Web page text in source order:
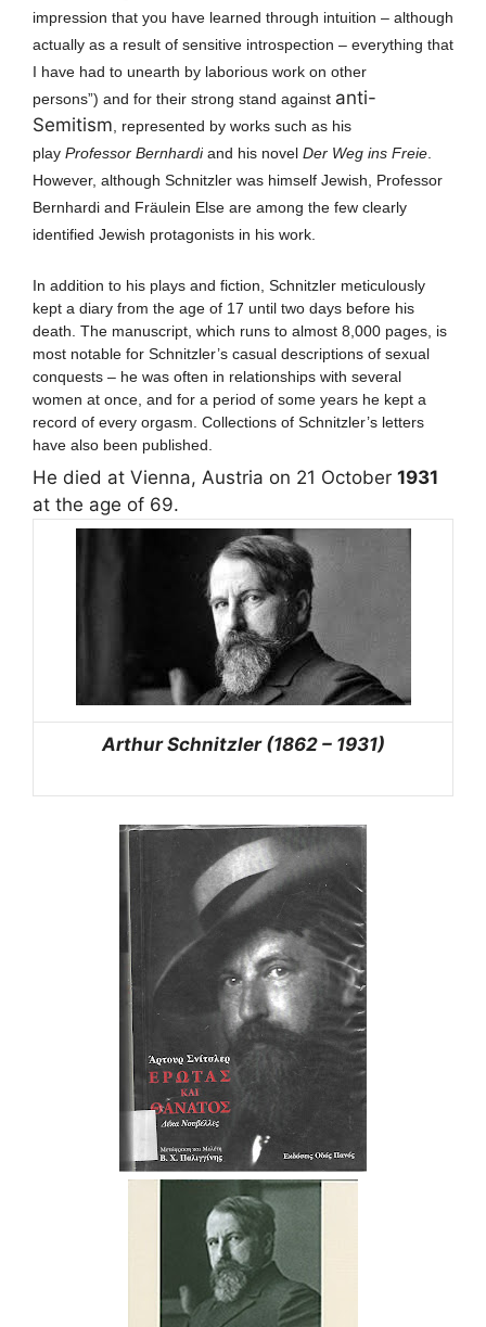
impression that you have learned through intuition – although
actually as a result of sensitive introspection – everything that
I have had to unearth by laborious work on other
persons”) and for their strong stand against anti-
Semitism , represented by works such as his
play Professor Bernhardi and his novel Der Weg ins Freie
However, although Schnitzler was himself Jewish, Professor
Bernhardi and Fräulein Else are among the few clearly
identified Jewish protagonists in his work.
In addition to his plays and fiction, Schnitzler meticulously
kept a diary from the age of 17 until two days before his
death. The manuscript, which runs to almost 8,000 pages, is
most notable for Schnitzler’s casual descriptions of sexual
conquests – he was often in relationships with several
women at once, and for a period of some years he kept a
record of every orgasm. Collections of Schnitzler’s letters
have also been published.
He died at Vienna, Austria on 21 October 1931
at the age of 69.
Arthur Schnitzler (1862 – 1931)